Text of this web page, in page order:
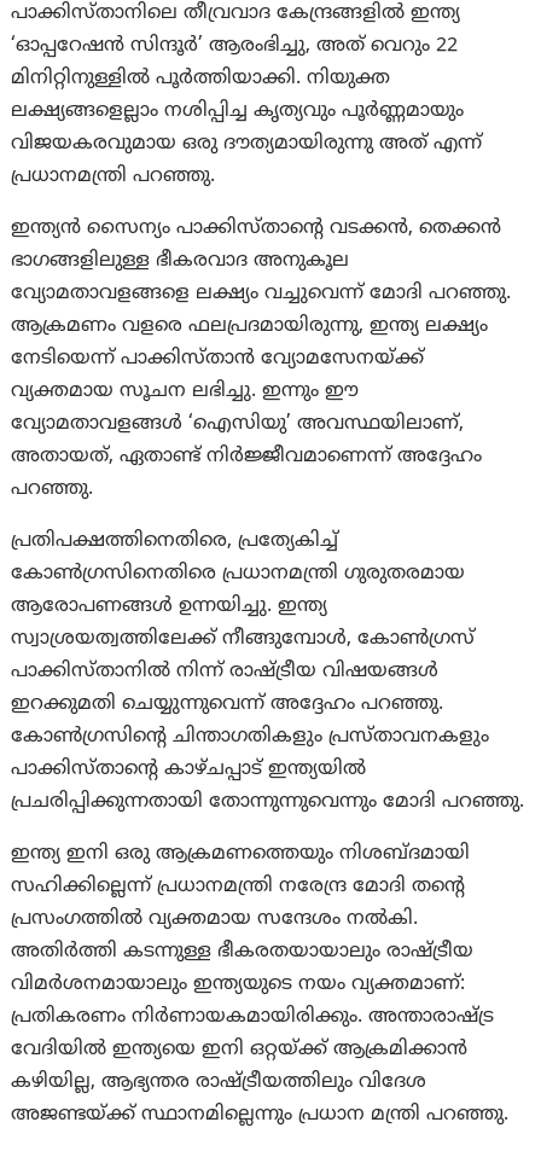
പാക്കിസ്താനിലെ തീവ്രവാദ കേന്ദ്രങ്ങളിൽ ഇന്ത്യ
‘ഓപ്പറേഷൻ സിന്ദൂർ’ ആരംഭിച്ചു, അത് വെറും 22
മിനിറ്റിനുള്ളിൽ പൂർത്തിയാക്കി. നിയുക്ത
ലക്ഷ്യങ്ങളെല്ലാം നശിപ്പിച്ച കൃത്യവും പൂർണ്ണമായും
വിജയകരവുമായ ഒരു ദൗത്യമായിരുന്നു അത് എന്ന്
പ്രധാനമന്ത്രി പറഞ്ഞു.
ഇന്ത്യൻ സൈന്യം പാക്കിസ്താന്റെ വടക്കൻ, തെക്കൻ
ഭാഗങ്ങളിലുള്ള ഭീകരവാദ അനുകൂല
വ്യോമതാവളങ്ങളെ ലക്ഷ്യം വച്ചുവെന്ന് മോദി പറഞ്ഞു.
ആക്രമണം വളരെ ഫലപ്രദമായിരുന്നു, ഇന്ത്യ ലക്ഷ്യം
നേടിയെന്ന് പാക്കിസ്താന്‍ വ്യോമസേനയ്ക്ക്
വ്യക്തമായ സൂചന ലഭിച്ചു. ഇന്നും ഈ
വ്യോമതാവളങ്ങൾ ‘ഐസിയു’ അവസ്ഥയിലാണ്,
അതായത്, ഏതാണ്ട് നിർജ്ജീവമാണെന്ന് അദ്ദേഹം
പറഞ്ഞു.
പ്രതിപക്ഷത്തിനെതിരെ, പ്രത്യേകിച്ച്
കോൺഗ്രസിനെതിരെ പ്രധാനമന്ത്രി ഗുരുതരമായ
ആരോപണങ്ങൾ ഉന്നയിച്ചു. ഇന്ത്യ
സ്വാശ്രയത്വത്തിലേക്ക് നീങ്ങുമ്പോൾ, കോൺഗ്രസ്
പാക്കിസ്താനിൽ നിന്ന് രാഷ്ട്രീയ വിഷയങ്ങൾ
ഇറക്കുമതി ചെയ്യുന്നുവെന്ന് അദ്ദേഹം പറഞ്ഞു.
കോൺഗ്രസിന്റെ ചിന്താഗതികളും പ്രസ്താവനകളും
പാക്കിസ്താന്റെ കാഴ്ചപ്പാട് ഇന്ത്യയിൽ
പ്രചരിപ്പിക്കുന്നതായി തോന്നുന്നുവെന്നും മോദി പറഞ്ഞു.
ഇന്ത്യ ഇനി ഒരു ആക്രമണത്തെയും നിശബ്ദമായി
സഹിക്കില്ലെന്ന് പ്രധാനമന്ത്രി നരേന്ദ്ര മോദി തന്റെ
പ്രസംഗത്തിൽ വ്യക്തമായ സന്ദേശം നൽകി.
അതിർത്തി കടന്നുള്ള ഭീകരതയായാലും രാഷ്ട്രീയ
വിമർശനമായാലും ഇന്ത്യയുടെ നയം വ്യക്തമാണ്:
പ്രതികരണം നിർണായകമായിരിക്കും. അന്താരാഷ്ട്ര
വേദിയിൽ ഇന്ത്യയെ ഇനി ഒറ്റയ്ക്ക് ആക്രമിക്കാന്‍
കഴിയില്ല, ആഭ്യന്തര രാഷ്ട്രീയത്തിലും വിദേശ
അജണ്ടയ്ക്ക് സ്ഥാനമില്ലെന്നും പ്രധാന മന്ത്രി പറഞ്ഞു.